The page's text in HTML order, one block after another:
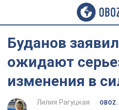
Буданов
ожидают
изменения в
Лилия Рагуцкая